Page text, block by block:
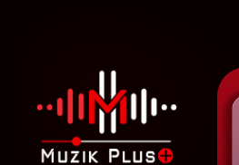
Muzik Plus